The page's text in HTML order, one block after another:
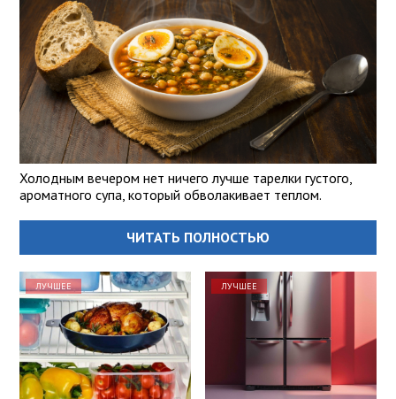
Холодным вечером нет ничего лучше тарелки густого,
ароматного супа, который обволакивает теплом.
ЧИТАТЬ ПОЛНОСТЬЮ
ЛУЧШЕЕ ЛУЧШЕЕ